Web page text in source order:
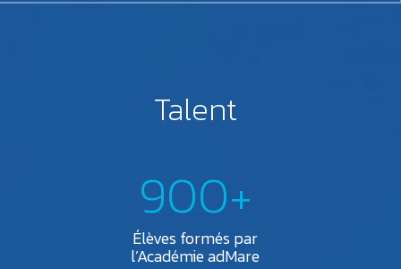
Talent
900+
Élèves formés par
l’Académie adMare